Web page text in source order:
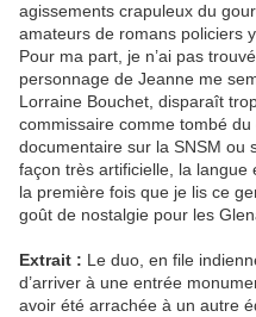
agissements crapuleux du
amateurs de romans policiers
Pour ma part, je n’ai pas
personnage de Jeanne me
Lorraine Bouchet, disparaît
commissaire comme tombé
documentaire sur la SNSM ou
façon très artificielle, la langue
la première fois que je lis ce
goût de nostalgie pour les
Extrait : Le duo, en file
d’arriver à une entrée
avoir été arrachée à un autre